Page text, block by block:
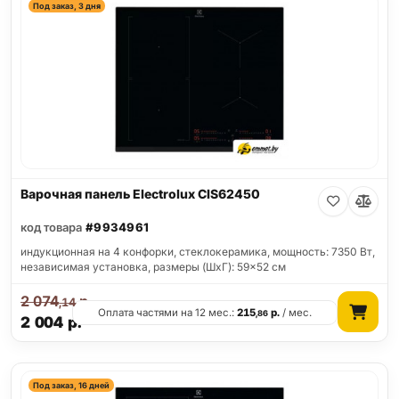
Под заказ, 3 дня
Варочная панель Electrolux CIS62450
код товара #9934961
индукционная на 4 конфорки, cтеклокерамика, мощность: 7350 Вт,
независимая установка, размеры (ШхГ): 59x52 см
2 004 р.
2 074,14р.
Оплата частями на 12 мес.:215,86 р. / мес.
Под заказ, 16 дней